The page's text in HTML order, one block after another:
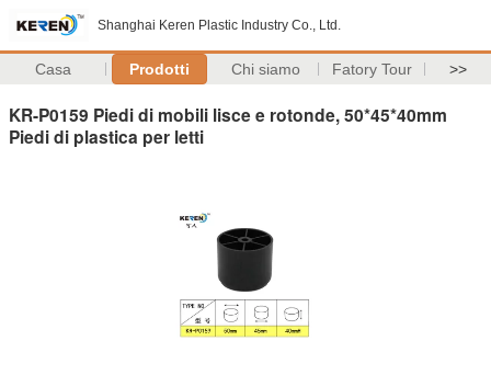
Shanghai Keren Plastic Industry Co., Ltd.
Casa Prodotti Chi siamo Fatory Tour >>
KR-P0159 Piedi di mobili lisce e rotonde, 50*45*40mm
Piedi di plastica per letti